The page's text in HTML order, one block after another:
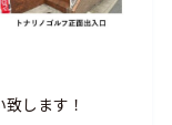
します！